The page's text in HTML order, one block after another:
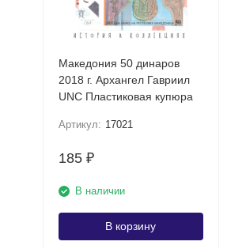
Македония 50 динаров
2018 г. Архангел Гавриил
UNC Пластиковая купюра
Артикул: 17021
185 ₽
В наличии
В корзину